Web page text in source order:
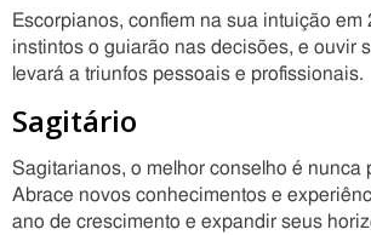
Escorpianos, confiem na sua intuição em
instintos o guiarão nas decisões, e ouvir
levará a triunfos pessoais e profissionais.
Sagitário
Sagitarianos, o melhor conselho é nunca
Abrace novos conhecimentos e
ano de crescimento e expandir seus